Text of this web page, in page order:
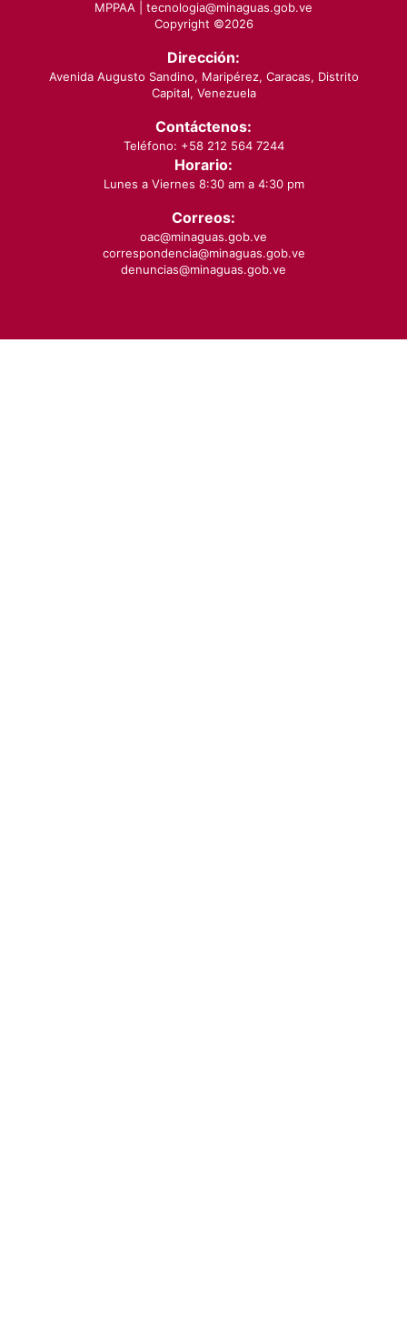
MPPAA | tecnologia@minaguas.gob.ve
Copyright ©2026
Dirección:
Avenida Augusto Sandino, Maripérez, Caracas, Distrito
Capital, Venezuela
Contáctenos:
Teléfono: +58 212 564 7244
Horario:
Lunes a Viernes 8:30 am a 4:30 pm
Correos:
oac@minaguas.gob.ve
correspondencia@minaguas.gob.ve
denuncias@minaguas.gob.ve